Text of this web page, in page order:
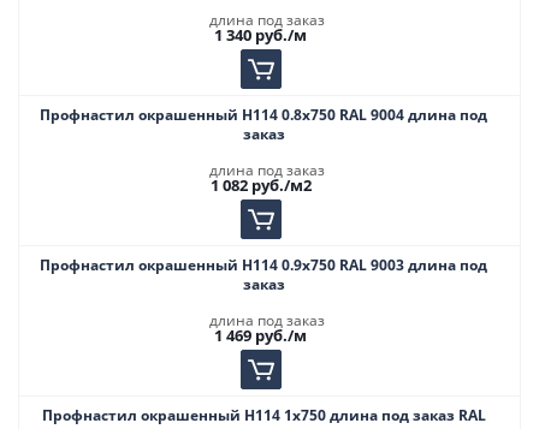
длина под заказ
1 340 руб./м
Профнастил окрашенный Н114 0.8х750 RAL 9004 длина под
заказ
длина под заказ
1 082руб./м2
Профнастил окрашенный Н114 0.9х750 RAL 9003 длина под
заказ
длина под заказ
1 469 руб./м
Профнастил окрашенный Н114 1х750 длина под заказ RAL